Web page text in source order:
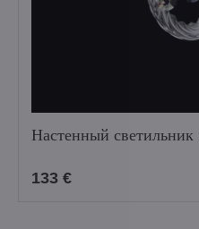
Настенный
133 €